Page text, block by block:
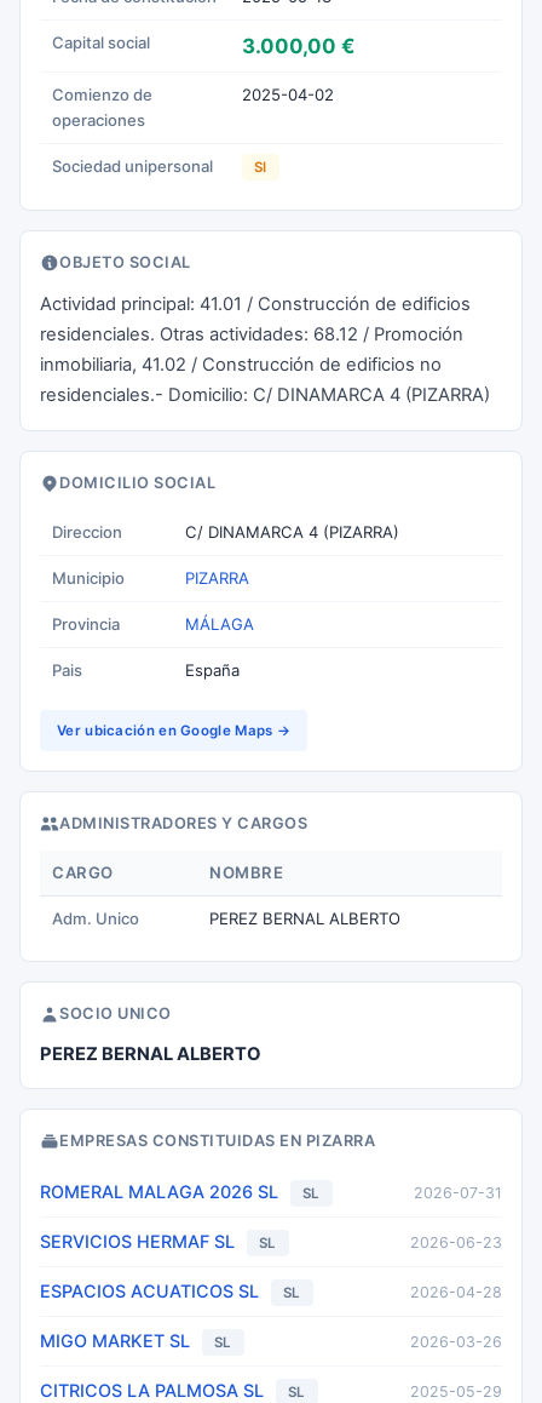
Capital social 3.000,00 €
Comienzo de
operaciones
2025-04-02
Sociedad unipersonal SI
OBJETO SOCIAL
Actividad principal: 41.01 / Construcción de edificios
residenciales. Otras actividades: 68.12 / Promoción
inmobiliaria, 41.02 / Construcción de edificios no
residenciales.- Domicilio: C/ DINAMARCA 4 (PIZARRA)
DOMICILIO SOCIAL
Direccion C/ DINAMARCA 4 (PIZARRA)
Municipio PIZARRA
Provincia MÁLAGA
Pais España
Ver ubicación en Google Maps →
ADMINISTRADORES Y CARGOS
CARGO NOMBRE
Adm. Unico PEREZ BERNAL ALBERTO
SOCIO UNICO
PEREZ BERNAL ALBERTO
EMPRESAS CONSTITUIDAS EN PIZARRA
ROMERAL MALAGA 2026 SL SL 2026-07-31
SERVICIOS HERMAF SL SL 2026-06-23
ESPACIOS ACUATICOS SL SL 2026-04-28
MIGO MARKET SL SL 2026-03-26
CITRICOS LA PALMOSA SL SL 2025-05-29